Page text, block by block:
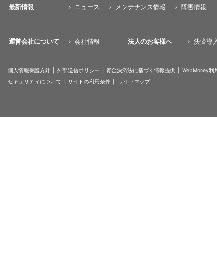
最新情報 ニュース メンテナンス情報 障害情報
運営会社について 会社情報 法人のお客様へ 決済導
個人情報保護方針 外部送信ポリシー 資金決済法に基づく情報提供
WebMoney利
セキュリティについて
サイトの利用条件 サイトマップ